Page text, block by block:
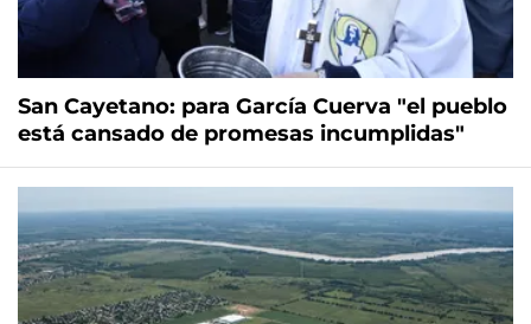
San Cayetano: para García Cuerva "el pueblo
está cansado de promesas incumplidas"